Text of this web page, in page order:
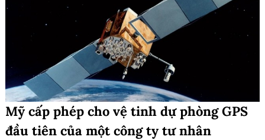
Mỹ cấp phép cho vệ tinh dự phòng GPS
đầu tiên của một công ty tư nhân